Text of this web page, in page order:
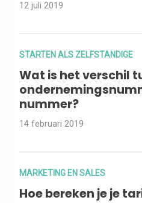
12 juli 2019
STARTEN ALS ZELFSTANDIGE
Wat is het verschil
nummer?
14 februari 2019
MARKETING EN SALES
Hoe bereken je je